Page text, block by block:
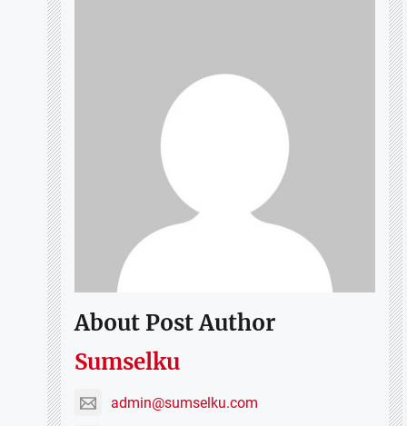
About Post Author
Sumselku
admin@sumselku.com